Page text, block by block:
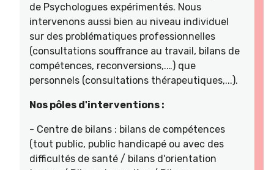
de Psychologues expérimentés. Nous
intervenons aussi bien au niveau individuel
sur des problématiques professionnelles
(consultations souffrance au travail, bilans de
compétences, reconversions,.…) que
personnels (consultations thérapeutiques,...).
Nos pôles d'interventions :
- Centre de bilans : bilans de compétences
(tout public, public handicapé ou avec des
difficultés de santé / bilans d'orientation